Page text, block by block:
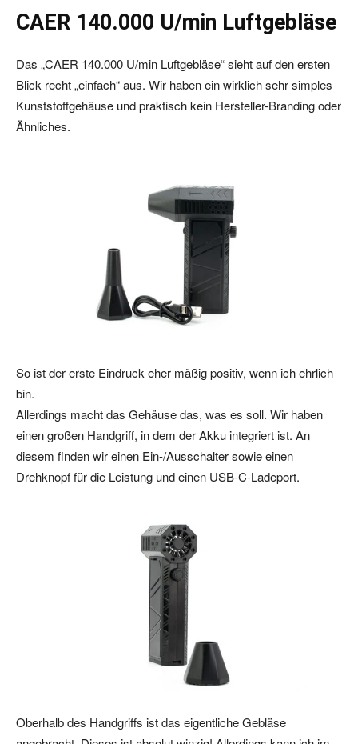
CAER 140.000 U/min Luftgebläse
Das „CAER 140.000 U/min Luftgebläse“ sieht auf den ersten
Blick recht „einfach“ aus. Wir haben ein wirklich sehr simples
Kunststoffgehäuse und praktisch kein Hersteller-Branding oder
Ähnliches.
So ist der erste Eindruck eher mäßig positiv, wenn ich ehrlich
bin.
Allerdings macht das Gehäuse das, was es soll. Wir haben
einen großen Handgriff, in dem der Akku integriert ist. An
diesem finden wir einen Ein-/Ausschalter sowie einen
Drehknopf für die Leistung und einen USB-C-Ladeport.
Oberhalb des Handgriffs ist das eigentliche Gebläse